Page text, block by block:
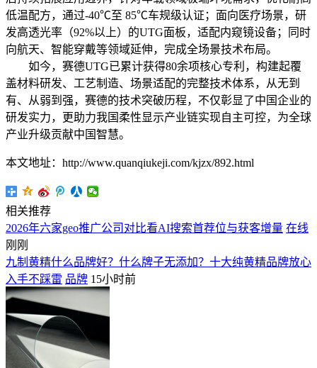
低温配方，通过-40℃至 85℃车规级认证；面向医疗场景，研
发高透光率（92%以上）的UTG面板，适配内窥镜设备；同时
向航天、智能穿戴等领域延伸，完成全场景技术布局。
如今，赛德UTG已累计获得80余项核心专利，构建起覆
盖材料研发、工艺制造、场景适配的完整技术体系，从无到
有、从弱到强，赛德的技术突破历程，不仅彰显了中国企业的
研发实力，更助力我国柔性显示产业链实现自主可控，为全球
产业升级贡献中国智慧。
本文地址：http://www.quanqiukeji.com/kjzx/892.html
相关推荐
2026年六家geo推广公司对比看AI搜索首荐位与获客增量 在线
刚刚
九制黄精什么品牌好？什么牌子无添加？十大纯黄精品牌放心
入手不踩雷 品牌 15小时前